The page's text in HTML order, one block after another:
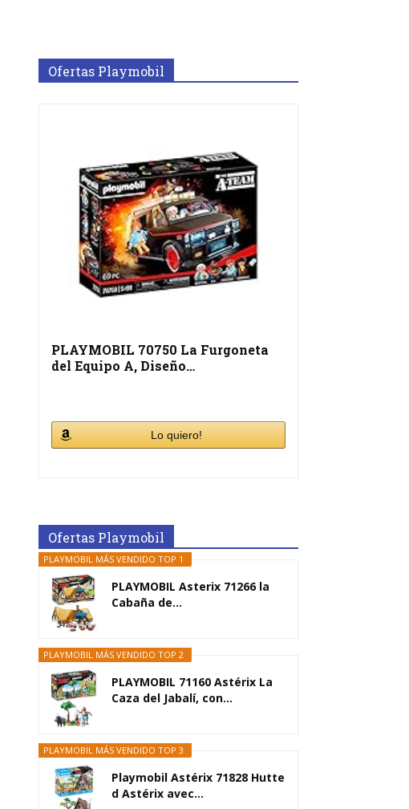
Ofertas Playmobil
PLAYMOBIL 70750 La Furgoneta
del Equipo A, Diseño…
Lo quiero!
Ofertas Playmobil
PLAYMOBIL MÁS VENDIDO TOP 1
PLAYMOBIL Asterix 71266 la
Cabaña de...
PLAYMOBIL MÁS VENDIDO TOP 2
PLAYMOBIL 71160 Astérix La
Caza del Jabalí, con...
PLAYMOBIL MÁS VENDIDO TOP 3
Playmobil Astérix 71828 Hutte
d Astérix avec...